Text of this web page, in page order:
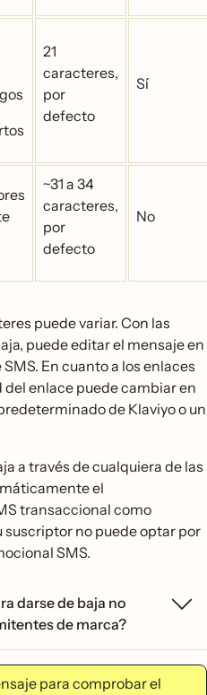
21
caracteres,
por
defecto
Sí
~31 a 34
caracteres,
por
defecto
No
puede variar. Con las
puede editar el mensaje en
En cuanto a los enlaces
del enlace puede cambiar en
de Klaviyo o un
a través de cualquiera de las
el
transaccional como
no puede optar por
SMS.
darse de baja no
de marca?
para comprobar el